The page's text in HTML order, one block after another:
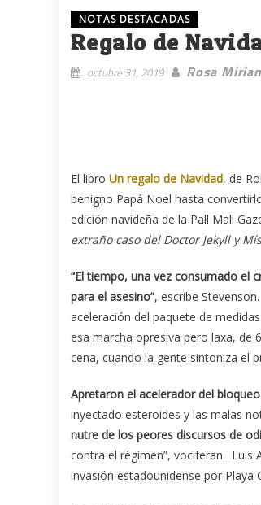
NOTAS DESTACADAS
Regalo de
octubre 31, 2019 Rosa
El libro Un regalo de Navidad, de
benigno Papá Noel hasta
edición navideña de la Pall Mall
extraño caso del Doctor Jekyll y
“El tiempo, una vez consumado el
para el asesino”, escribe
aceleración del paquete de
esa marcha opresiva pero laxa, de
cena, cuando la gente sintoniza el
Apretaron el acelerador del
inyectado esteroides y las malas
nutre de los peores discursos de
contra el régimen”, vociferan. Luis
invasión estadounidense por Playa